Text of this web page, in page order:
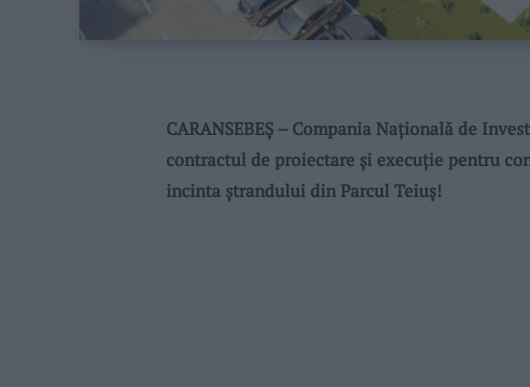
CARANSEBEŞ – Compania Națională de
contractul de proiectare și execuție pentru
incinta ștrandului din Parcul Teiuș!